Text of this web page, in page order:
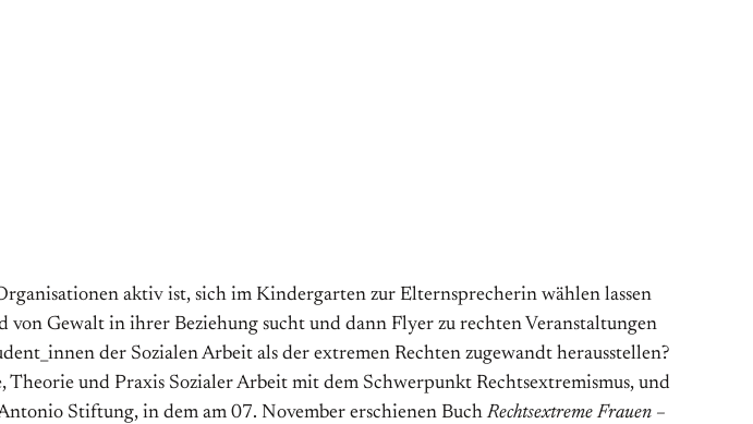
aktiv ist, sich im Kindergarten zur Elternsprecherin wählen lassen
Gewalt in ihrer Beziehung sucht und dann Flyer zu rechten Veranstaltungen
der Sozialen Arbeit als der extremen Rechten zugewandt herausstellen?
und Praxis Sozialer Arbeit mit dem Schwerpunkt Rechtsextremismus, und
Stiftung, in dem am 07. November erschienen Buch Rechtsextreme Frauen –